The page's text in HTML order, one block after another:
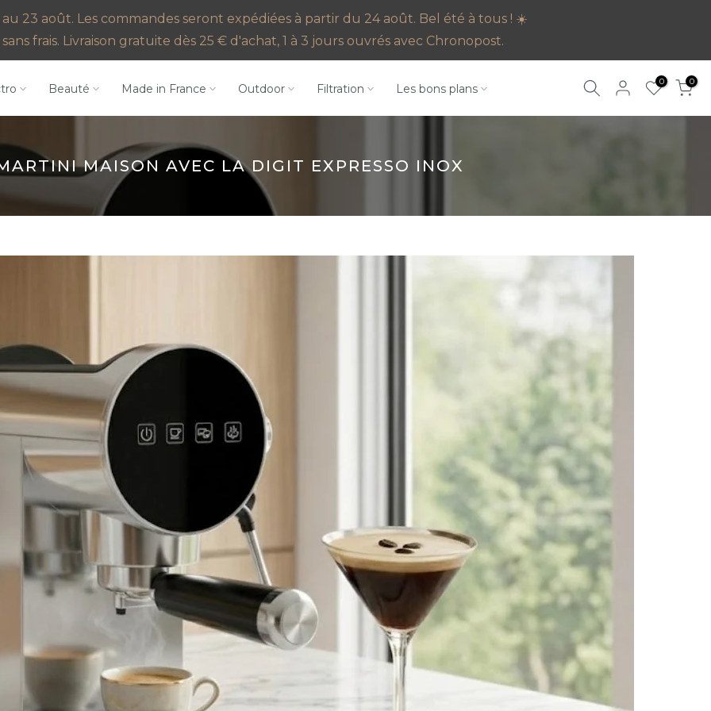
23 août. Les commandes seront expédiées à partir du 24 août. Bel été à tous ! ☀️
frais. Livraison gratuite dès 25 € d'achat, 1 à 3 jours ouvrés avec Chronopost.
Beauté Made in France Outdoor Filtration Les bons plans 0 0
MAISON AVEC LA DIGIT EXPRESSO INOX